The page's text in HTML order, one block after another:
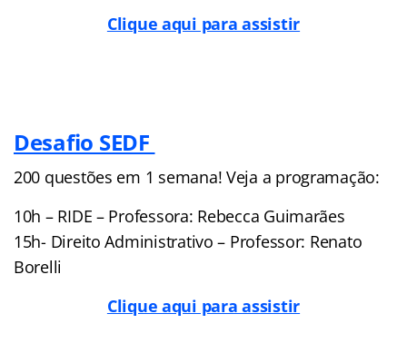
Clique aqui para assistir
Desafio SEDF
200 questões em 1 semana! Veja a programação:
10h – RIDE – Professora: Rebecca Guimarães
15h- Direito Administrativo – Professor: Renato
Borelli
Clique aqui para assistir